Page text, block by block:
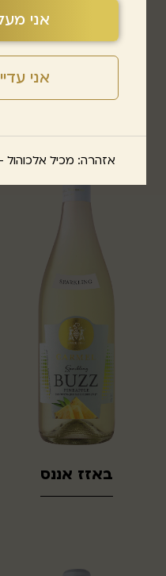
באזז מוסקטו
באזז אננס
אני מעל
אני
אזהרה: מכיל אלכוהול